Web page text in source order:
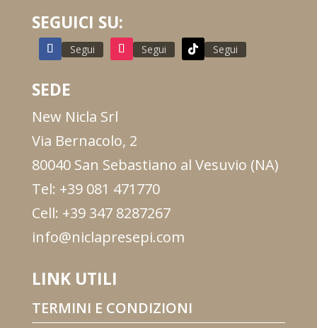
SEGUICI SU:
Segui Segui Segui
SEDE
New Nicla Srl
Via Bernacolo, 2
80040 San Sebastiano al Vesuvio (NA)
Tel: +39 081 471770
Cell: +39 347 8287267
info@niclapresepi.com
LINK UTILI
TERMINI E CONDIZIONI